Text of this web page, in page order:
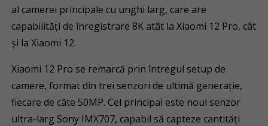
al camerei principale cu unghi larg, care are
capabilități de înregistrare 8K atât la Xiaomi 12 Pro, cât
și la Xiaomi 12.
Xiaomi 12 Pro se remarcă prin întregul setup de
camere, format din trei senzori de ultimă generație,
fiecare de câte 50MP. Cel principal este noul senzor
ultra-larg Sony IMX707, capabil să capteze cantități